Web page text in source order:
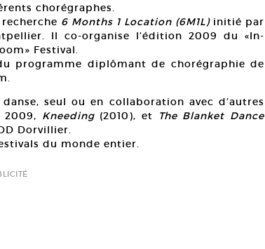
chorégraphes.
6 Months 1 Location (6M1L) initié par
Il co-organise l’édition 2009 du «In-
Festival.
programme diplômant de chorégraphie de
seul ou en collaboration avec d’autres
2009, Kneeding (2010), et
The Blanket Dance
Dorvillier.
du monde entier.